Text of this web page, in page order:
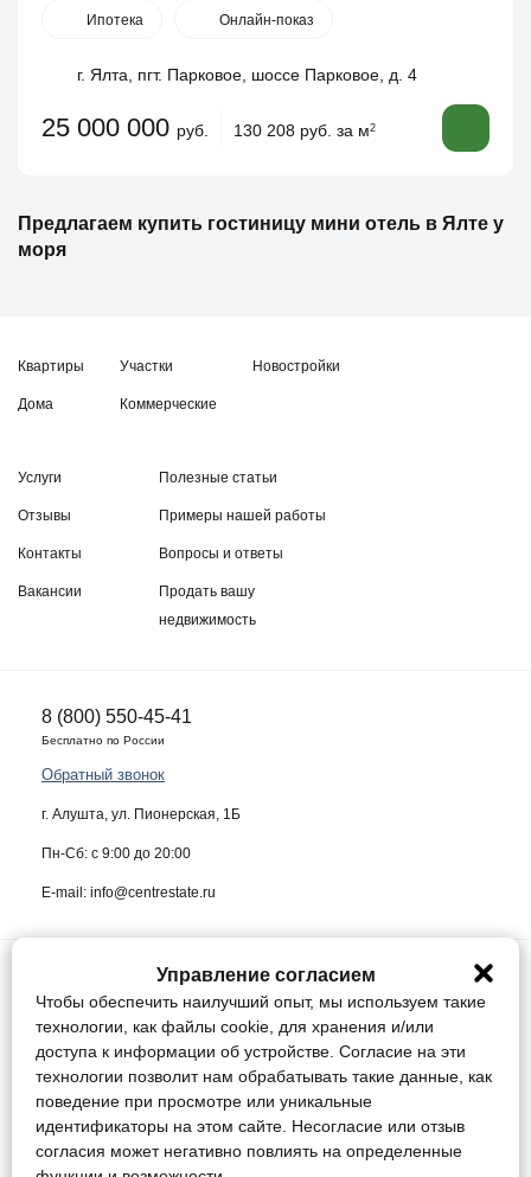
Ипотека Онлайн-показ
г. Ялта, пгт. Парковое, шоссе Парковое, д. 4
25 000 000 руб. 130 208 руб. за м2
Предлагаем купить гостиницу мини отель в Ялте у
моря
Квартиры
Дома
Участки
Коммерческие
Новостройки
Услуги
Отзывы
Контакты
Вакансии
Полезные статьи
Примеры нашей работы
Вопросы и ответы
Продать вашу
недвижимость
8 (800) 550-45-41
Бесплатно по России
Обратный звонок
г. Алушта, ул. Пионерская, 1Б
Пн-Сб: с 9:00 до 20:00
E-mail: info@centrestate.ru
ИП Жуков Виктор Васильевич ИНН 910218942064
Данный сайт носит информационный характер и ни при каких условиях
не является публичной офертой, определяемой положениями статьи
437 Гражданского кодекса Российской Федерации.
Конфиденциальность
Соглашение
Управление cookie / Отозвать согласие
Управление согласием
Чтобы обеспечить наилучший опыт, мы используем такие
технологии, как файлы cookie, для хранения и/или
доступа к информации об устройстве. Согласие на эти
технологии позволит нам обрабатывать такие данные, как
поведение при просмотре или уникальные
идентификаторы на этом сайте. Несогласие или отзыв
согласия может негативно повлиять на определенные